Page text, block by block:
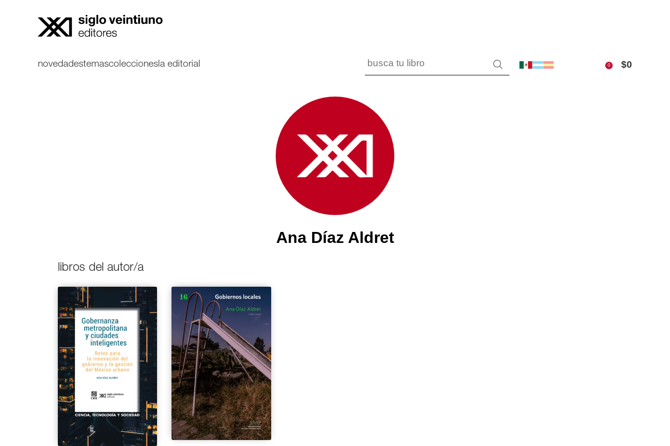
novedadestemascolecciones la editorial 0 $0
Ana Díaz Aldret
libros del autor/a